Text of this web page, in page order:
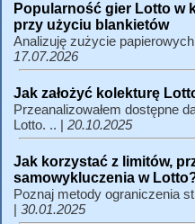
Popularność gier Lotto w
przy użyciu blankietów
Analizuję zużycie
17.07.2026
Jak założyć kolekturę
Przeanalizowałem dostępne
Lotto. .. | 20.10.2025
Jak korzystać z limitów,
samowykluczenia w
Poznaj metody ograniczenia
| 30.01.2025